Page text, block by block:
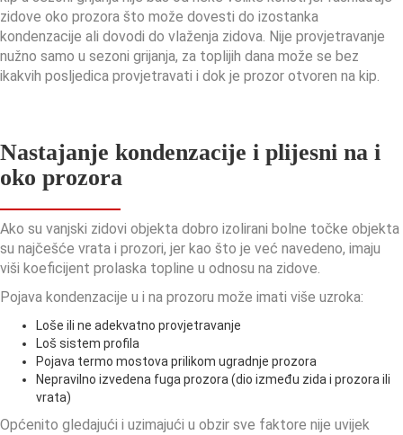
zidove oko prozora što može dovesti do izostanka
kondenzacije ali dovodi do vlaženja zidova. Nije provjetravanje
nužno samo u sezoni grijanja, za toplijih dana može se bez
ikakvih posljedica provjetravati i dok je prozor otvoren na kip.
Nastajanje kondenzacije i plijesni na i
oko prozora
Ako su vanjski zidovi objekta dobro izolirani bolne točke objekta
su najčešće vrata i prozori, jer kao što je već navedeno, imaju
viši koeficijent prolaska topline u odnosu na zidove.
Pojava kondenzacije u i na prozoru može imati više uzroka:
Loše ili ne adekvatno provjetravanje
Loš sistem profila
Pojava termo mostova prilikom ugradnje prozora
Nepravilno izvedena fuga prozora (dio između zida i prozora ili
vrata)
Općenito gledajući i uzimajući u obzir sve faktore nije uvijek